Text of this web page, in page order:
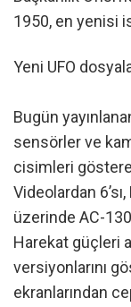
1950, en yenisi
Yeni UFO
Bugün
sensörler ve
cisimleri
Videolardan
üzerinde AC-
Harekat güçleri
versiyonlarını
ekranlarından